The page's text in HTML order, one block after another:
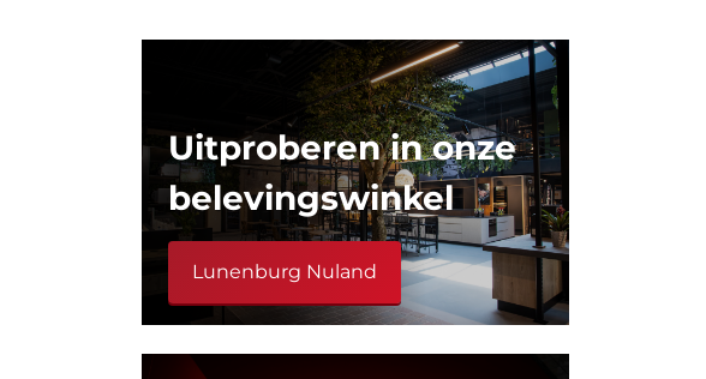
Uitproberen in onze
belevingswinkel
Lunenburg Nuland